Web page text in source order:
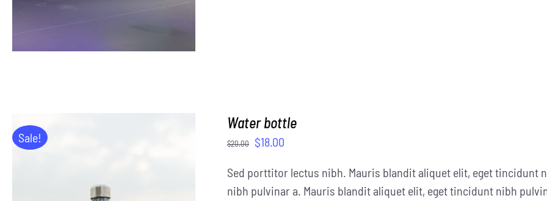
Sale!
Water bottle
$20.00 $18.00
Sed porttitor lectus nibh. Mauris blandit aliquet elit, eget tincidunt
nibh pulvinar a. Mauris blandit aliquet elit, eget tincidunt nibh